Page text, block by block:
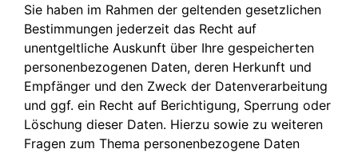
Sie haben im Rahmen der geltenden gesetzlichen
Bestimmungen jederzeit das Recht auf
unentgeltliche Auskunft über Ihre gespeicherten
personenbezogenen Daten, deren Herkunft und
Empfänger und den Zweck der Datenverarbeitung
und ggf. ein Recht auf Berichtigung, Sperrung oder
Löschung dieser Daten. Hierzu sowie zu weiteren
Fragen zum Thema personenbezogene Daten